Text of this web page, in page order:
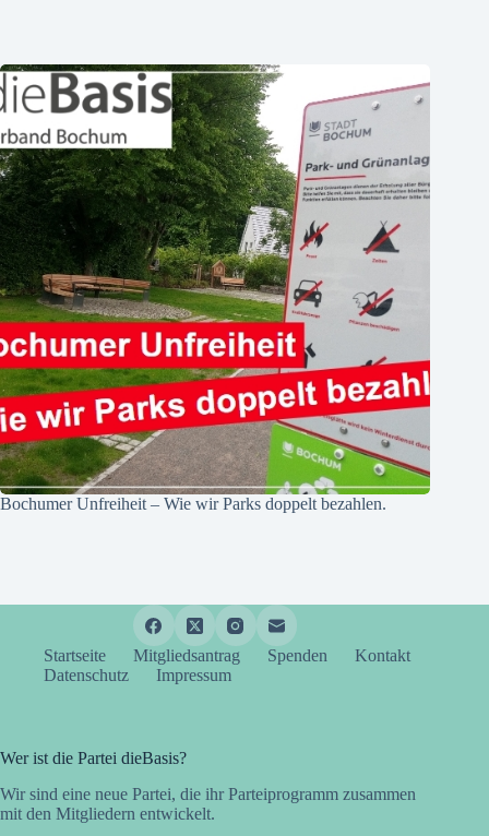
Bochumer Unfreiheit – Wie wir Parks doppelt bezahlen.
Startseite Mitgliedsantrag Spenden
Kontakt
Datenschutz
Impressum
Wer ist die Partei dieBasis?
Wir sind eine neue Partei, die ihr Parteiprogramm zusammen
mit den Mitgliedern entwickelt.